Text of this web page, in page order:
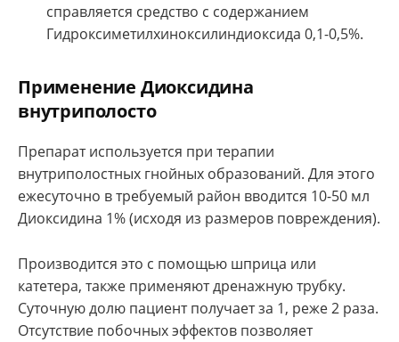
справляется средство с содержанием
Гидроксиметилхиноксилиндиоксида 0,1-0,5%.
Применение Диоксидина
внутриполосто
Препарат используется при терапии
внутриполостных гнойных образований. Для этого
ежесуточно в требуемый район вводится 10-50 мл
Диоксидина 1% (исходя из размеров повреждения).
Производится это с помощью шприца или
катетера, также применяют дренажную трубку.
Суточную долю пациент получает за 1, реже 2 раза.
Отсутствие побочных эффектов позволяет